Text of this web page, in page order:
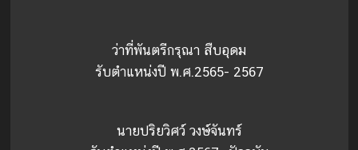
ว่าที่พันตรีกรุณา สืบอุดม
รับตำแหน่งปี พ.ศ.2565- 2567
นายปริยวิศว์ วงษ์จันทร์